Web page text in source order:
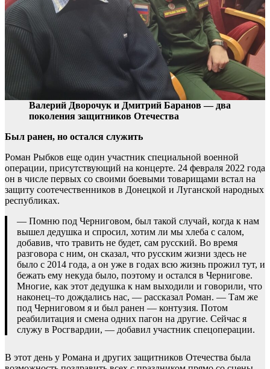
Валерий Дворочук и Дмитрий Баранов — два
поколения защитников Отечества
Был ранен, но остался служить
Роман Рыбков еще один участник специальной военной
операции, присутствующий на концерте. 24 февраля 2022 года
он в числе первых со своими боевыми товарищами встал на
защиту соотечественников в Донецкой и Луганской народных
республиках.
— Помню под Черниговом, был такой случай, когда к нам
вышел дедушка и спросил, хотим ли мы хлеба с салом,
добавив, что травить не будет, сам русский. Во время
разговора с ним, он сказал, что русским жизни здесь не
было с 2014 года, а он уже в годах всю жизнь прожил тут, и
бежать ему некуда было, поэтому и остался в Чернигове.
Многие, как этот дедушка к нам выходили и говорили, что
наконец–то дождались нас, — рассказал Роман. — Там же
под Черниговом я и был ранен — контузия. Потом
реабилитация и смена одних пагон на другие. Сейчас я
служу в Росгвардии, — добавил участник спецоперации.
В этот день у Романа и других защитников Отечества была